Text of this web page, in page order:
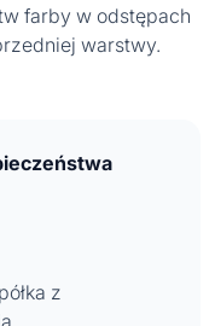
farby w odstępach
warstwy.
z